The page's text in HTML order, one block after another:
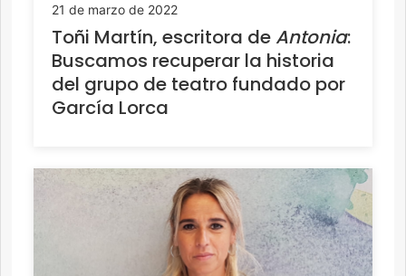
21 de marzo de 2022
Toñi Martín, escritora de Antonia:
Buscamos recuperar la historia
del grupo de teatro fundado por
García Lorca